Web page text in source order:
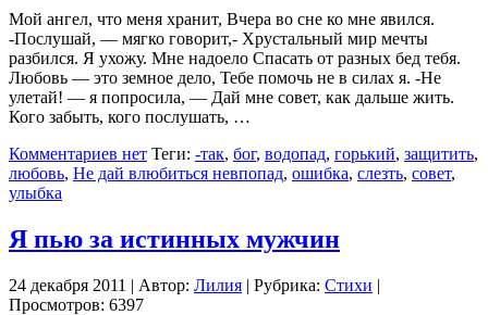
Мой ангел, что меня хранит, Вчера во сне ко мне явился.
-Послушай, — мягко говорит,- Хрустальный мир мечты
разбился. Я ухожу. Мне надоело Спасать от разных бед тебя.
Любовь — это земное дело, Тебе помочь не в силах я. -Не
улетай! — я попросила, — Дай мне совет, как дальше жить.
Кого забыть, кого послушать, …
Комментариев нет Теги: -так, бог, водопад, горький, защитить,
любовь, Не дай влюбиться невпопад, ошибка, слезть, совет,
улыбка
Я пью за истинных мужчин
24 декабря 2011 | Автор: Лилия | Рубрика: Стихи |
Просмотров: 6397